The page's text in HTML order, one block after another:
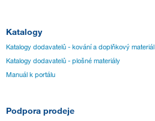
Katalogy
Katalogy dodavatelů - kování a doplňkový materiál
Katalogy dodavatelů - plošné materiály
Manuál k portálu
Podpora prodeje